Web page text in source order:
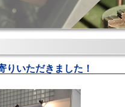
りいただきました！